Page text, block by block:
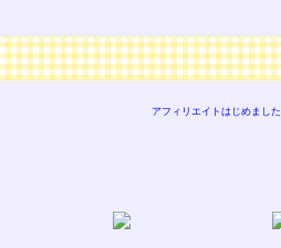
アフィリエイトはじめました